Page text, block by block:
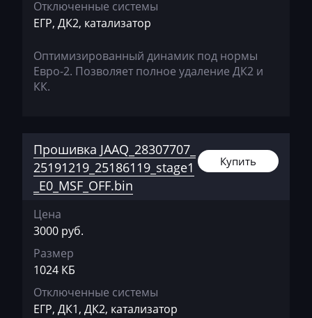
Geely
Genie
Genset
Great Wall
Grove
Groz
Hafei
Haima
Hamm
Hatz
Отключенные системы
ЕГР, ДК2, катализатор
Оптимизированный динамик под нормы
Евро-2. Позволяет полное удаление ДК2 и
КК.
Прошивка JAAQ_28307707_
25191219_25186119_stage1
_E0_MSF_OFF.bin
Купить
Цена
3000 руб.
Размер
1024 КБ
Отключенные системы
ЕГР, ДК1, ДК2, катализатор